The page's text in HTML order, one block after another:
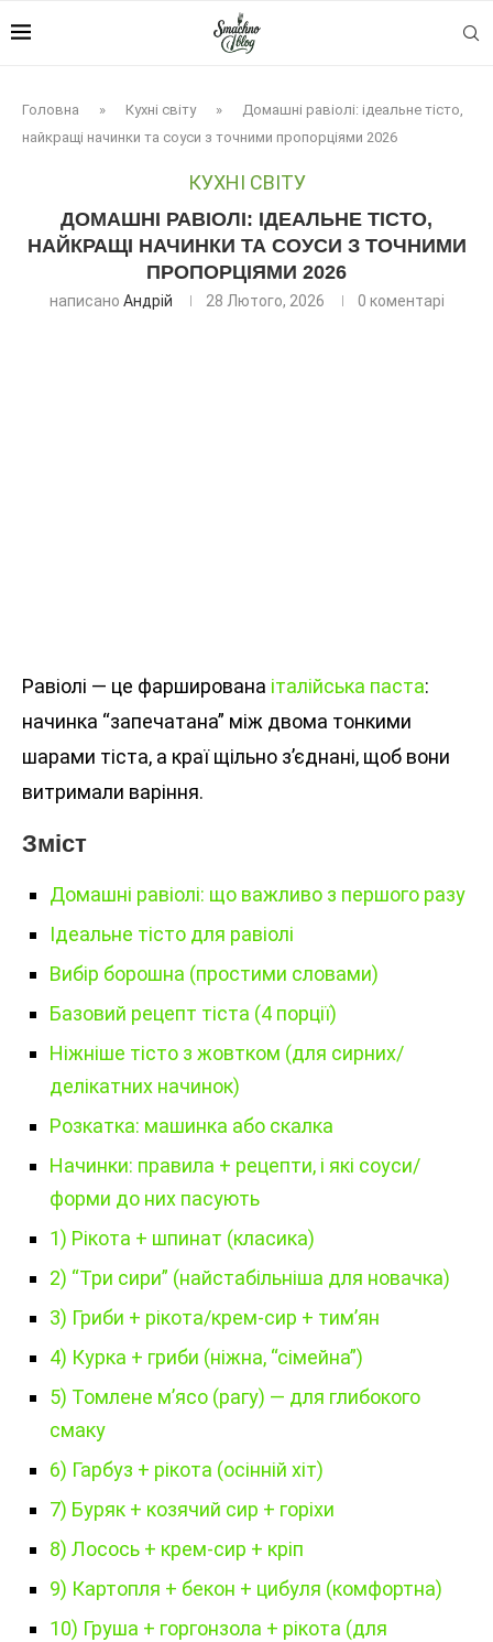
Головна » Кухні світу »
Домашні равіолі: ідеальне тісто,
найкращі начинки та соуси з точними пропорціями 2026
КУХНІ СВІТУ
ДОМАШНІ РАВІОЛІ: ІДЕАЛЬНЕ ТІСТО,
НАЙКРАЩІ НАЧИНКИ ТА СОУСИ З ТОЧНИМИ
ПРОПОРЦІЯМИ 2026
написано Андрій 28 Лютого, 2026 0 коментарі
Равіолі — це фарширована італійська паста:
начинка “запечатана” між двома тонкими
шарами тіста, а краї щільно з’єднані, щоб вони
витримали варіння.
Зміст
Домашні равіолі: що важливо з першого разу
Ідеальне тісто для равіолі
Вибір борошна (простими словами)
Базовий рецепт тіста (4 порції)
Ніжніше тісто з жовтком (для сирних/
делікатних начинок)
Розкатка: машинка або скалка
Начинки: правила + рецепти, і які соуси/
форми до них пасують
1) Рікота + шпинат (класика)
2) “Три сири” (найстабільніша для новачка)
3) Гриби + рікота/крем-сир + тим’ян
4) Курка + гриби (ніжна, “сімейна”)
5) Томлене м’ясо (рагу) — для глибокого
смаку
6) Гарбуз + рікота (осінній хіт)
7) Буряк + козячий сир + горіхи
8) Лосось + крем-сир + кріп
9) Картопля + бекон + цибуля (комфортна)
10) Груша + горгонзола + рікота (для